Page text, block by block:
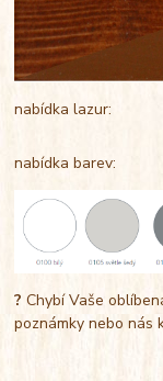
nabídka lazur:
nabídka barev:
?Chybí Vaše
poznámky nebo nás